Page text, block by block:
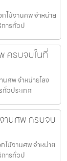
ไม้งานศพ จำหน่าย
ารทั่วป
ครบจบในที่
ศพ จำหน่ายโลง
วประเทศ
านศพ ครบจบ
ม้งานศพ จำหน่าย
ารทั่วป